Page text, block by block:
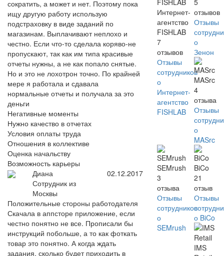
сократить, а может и нет. Поэтому пока
ищу другую работу использую
подстраховку в виде заданий по
магазинам. Выплачивают неплохо и
честно. Если что-то сделала коряво-не
пропускают, так как им типа красивые
отчеты нужны, а не как попало снятые.
Но и это не лохотрон точно. По крайней
мере я работала и сдавала
нормальные отчеты и получала за это
деньги
Негативные моменты
Нужно качество в отчетах
Условия оплаты труда
Отношения в коллективе
Оценка начальству
Возможность карьеры
Диана
Сотрудник из
Москвы
02.12.2017
Положительные стороны работодателя
Скачала в аппсторе приложение, если
честно понятно не все. Прописали бы
инструкций побольше, а то как фоткать
товар это понятно. А когда ждать
задания, сколько будет приходить в
Интернет-
агентство
FISHLAB
7
отзывов
Отзывы
сотрудников
о
Интернет-
агентство
FISHLAB
5
отзывов
Отзывы
о
Зенон
MASrc
4
отзыва
Отзывы
о
MASrc
SEMrush
3
отзыва
Отзывы
сотрудников
о
SEMrush
BiCo
21
отзыв
Отзывы
о BiCo
IMS